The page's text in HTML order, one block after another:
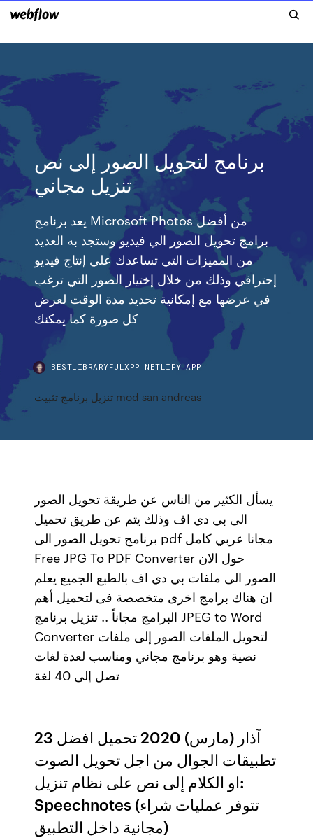
برنامج لتحويل الصور إلى نص
تنزيل مجاني
يعد برنامج Microsoft Photos من أفضل
برامج تحويل الصور الي فيديو وستجد به العديد
من المميزات التي تساعدك علي إنتاج فيديو
إحترافي وذلك من خلال إختيار الصور التي ترغب
في عرضها مع إمكانية تحديد مدة الوقت لعرض
كل صورة كما يمكنك
BESTLIBRARYFJLXPP.NETLIFY.APP
تنزيل برنامج تثبيت mod san andreas
يسأل الكثير من الناس عن طريقة تحويل الصور
الى بي دي اف وذلك يتم عن طريق تحميل
برنامج تحويل الصور الى pdf مجانا عربي كامل
Free JPG To PDF Converter حول الان
الصور الى ملفات بي دي اف بالطبع الجميع يعلم
ان هناك برامج اخرى متخصصة فى لتحميل أهم
البرامج مجاناً .. تنزيل برنامج JPEG to Word
Converter لتحويل الملفات الصور إلى ملفات
نصية وهو برنامج مجاني ومناسب لعدة لغات
تصل إلى 40 لغة
23 آذار (مارس) 2020 تحميل افضل
تطبيقات الجوال من اجل تحويل الصوت
او الكلام إلى نص على نظام تنزيل:
Speechnotes (تتوفر عمليات شراء
مجانية داخل التطبيق)